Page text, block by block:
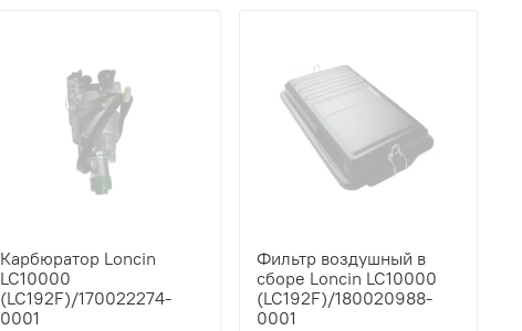
Карбюратор Loncin
LC10000
(LC192F)/170022274-
0001
Фильтр воздушный в
сборе Loncin LC10000
(LC192F)/180020988-
0001